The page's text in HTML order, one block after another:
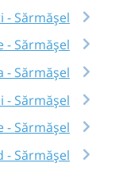
- Sărmășel
- Sărmășel
- Sărmășel
- Sărmășel
- Sărmășel
- Sărmășel